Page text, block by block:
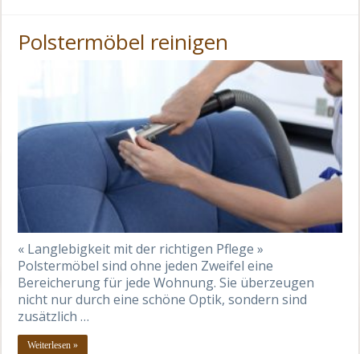
Polstermöbel reinigen
« Langlebigkeit mit der richtigen Pflege »
Polstermöbel sind ohne jeden Zweifel eine
Bereicherung für jede Wohnung. Sie überzeugen
nicht nur durch eine schöne Optik, sondern sind
zusätzlich …
Weiterlesen »